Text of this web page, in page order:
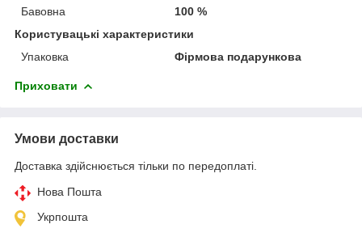
Бавовна
100 %
Користувацькі характеристики
Упаковка
Фірмова подарункова
Приховати
Умови доставки
Доставка здійснюється тільки по передоплаті.
Нова Пошта
Укрпошта